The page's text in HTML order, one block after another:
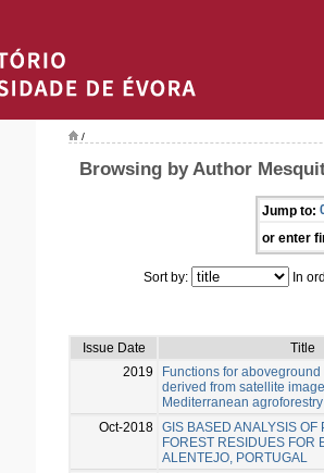
/
Browsing by Author
Jump to:
or enter
Sort by: In
Issue Date
Title
2019
Functions for
derived from satellite
Mediterranean
Oct-2018 GIS BASED ANALYSIS OF
FOREST RESIDUES FOR
ALENTEJO, PORTUGAL